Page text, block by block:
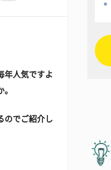
年人気ですよ
のでご紹介し